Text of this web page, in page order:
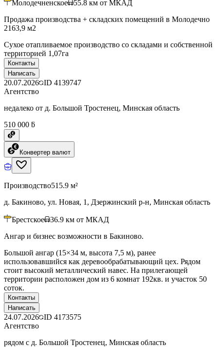
Молодечненское 55.8 км от МКАД
Продажа производства + складских помещений в Молодечно
2163,9 м2
Сухое отапливаемое производство со складами и собственной
территорией 1,07га
Контакты
Написать
20.07.2026 ID 4139747
Агентство
недалеко от д. Большой Тростенец, Минская область
510 000 ƃ
Конвертер валют
Производство515.9 м²
д. Бакиново, ул. Новая, 1, Дзержинский р-н, Минская область
Брестское 36.9 км от МКАД
Ангар и бизнес возможности в Бакиново.
Большой ангар (15×34 м, высота 7,5 м), ранее
использовавшийся как деревообрабатывающий цех. Рядом
стоит высокий металлический навес. На прилегающей
территории расположен дом из 6 комнат 192кв. и участок 50
соток.
Контакты
Написать
24.07.2026 ID 4173575
Агентство
рядом с д. Большой Тростенец, Минская область